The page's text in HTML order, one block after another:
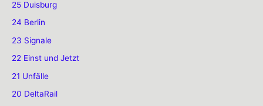
25 Duisburg
24 Berlin
23 Signale
22 Einst und Jetzt
21 Unfälle
20 DeltaRail